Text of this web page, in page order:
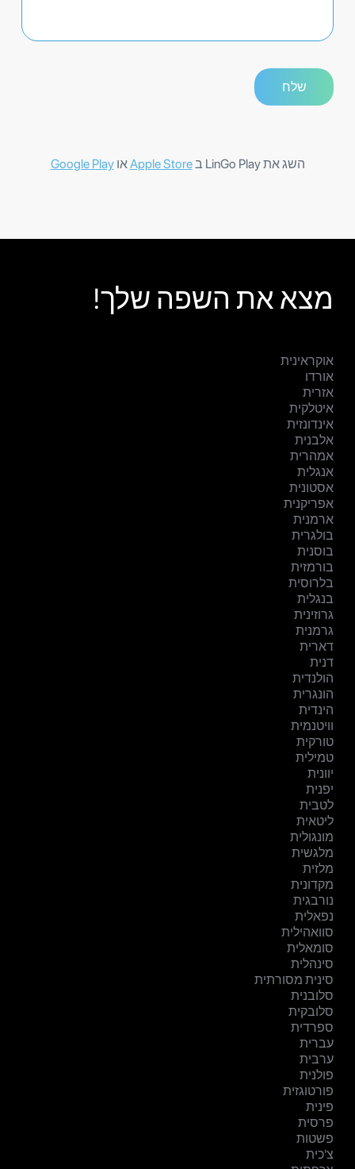
השג את LinGo Play ב Apple StoreאוGoogle Play
מצא את השפה שלך!
אוקראינית
אורדו
אזרית
איטלקית
אינדונזית
אלבנית
אמהרית
אנגלית
אסטונית
אפריקנית
ארמנית
בולגרית
בוסנית
בורמזית
בלרוסית
בנגלית
גרוזינית
גרמנית
דארית
דנית
הולנדית
הונגרית
הינדית
וויטנמית
טורקית
טמילית
יוונית
יפנית
לטבית
ליטאית
מונגולית
מלגשית
מלזית
מקדונית
נורבגית
נפאלית
סוואהילית
סומאלית
סינהלית
סינית מסורתית
סלובנית
סלובקית
ספרדית
עברית
ערבית
פולנית
פורטוגזית
פינית
פרסית
פשטות
צ'כית